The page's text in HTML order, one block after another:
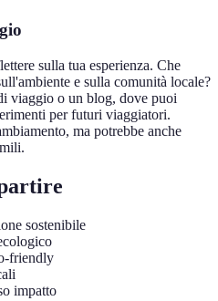
sulla tua esperienza. Che
e sulla comunità locale?
viaggio o un blog, dove puoi
per futuri viaggiatori.
ma potrebbe anche
sostenibile
friendly
impatto